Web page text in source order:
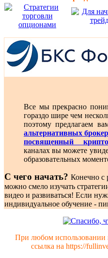
Все мы прекрасно
гораздо шире чем
поэтому предлагаем
альтернативных
посвященный
каналах вы можете
образовательных
С чего начать? Конечно с
можно смело изучать
видео и развиваться! Если
индивидуальное обучение -
При любом использовании
ссылка на https://